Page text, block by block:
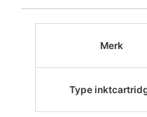
Merk
Type